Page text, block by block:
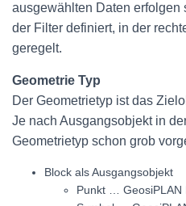
ausgewählten Daten erfolgen
der Filter definiert, in der
geregelt.
Geometrie Typ
Der Geometrietyp ist das
Je nach Ausgangsobjekt in
Geometrietyp schon grob
Block als Ausgangsobjekt
Punkt … GeosiPLAN